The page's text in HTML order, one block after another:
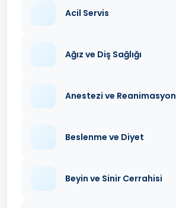
Acil Servis
Ağız ve Diş Sağlığı
Anestezi ve Reanimasyon
Beslenme ve Diyet
Beyin ve Sinir Cerrahisi